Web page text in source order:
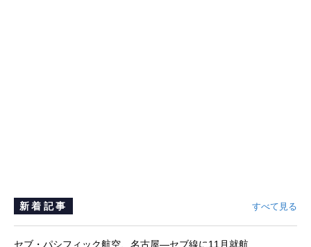
新着記事 すべて見る
セブ・パシフィック航空、名古屋―セブ線に11月就航